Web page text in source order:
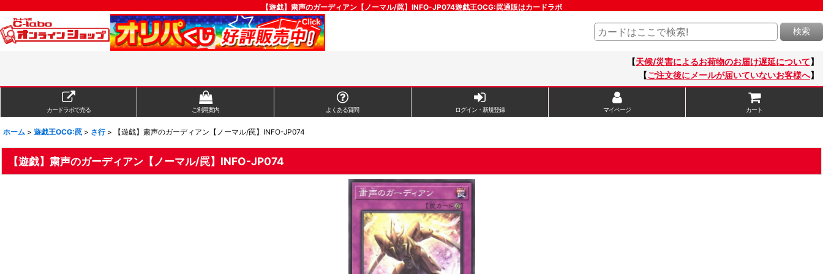
【遊戯】粛声のガーディアン【ノーマル/罠】INFO-JP074遊戯王OCG:罠通販はカードラボ
検索
【天候/災害によるお荷物のお届け遅延について】
【ご注文後にメールが届いていないお客様へ】
カードラボで売る ご利用案内 よくある質問 ログイン・新規登録 マイページ カート
ホーム > 遊戯王OCG:罠 > さ行 > 【遊戯】粛声のガーディアン【ノーマル/罠】INFO-JP074
【遊戯】粛声のガーディアン【ノーマル/罠】INFO-JP074